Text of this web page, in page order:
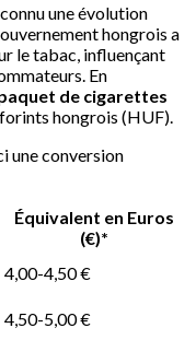
une évolution
hongrois a
le tabac, influençant
En
de cigarettes
hongrois (HUF).
une conversion
Équivalent en Euros
(€)*
4,00-4,50 €
4,50-5,00 €